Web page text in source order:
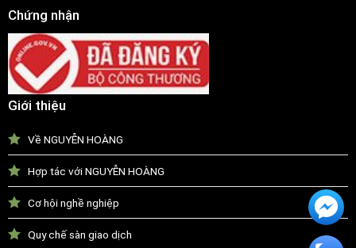
Chứng nhận
Giới thiệu
Về NGUYỄN HOÀNG
Hợp tác với NGUYỄN HOÀNG
Cơ hội nghề nghiệp
Quy chế sàn giao dịch